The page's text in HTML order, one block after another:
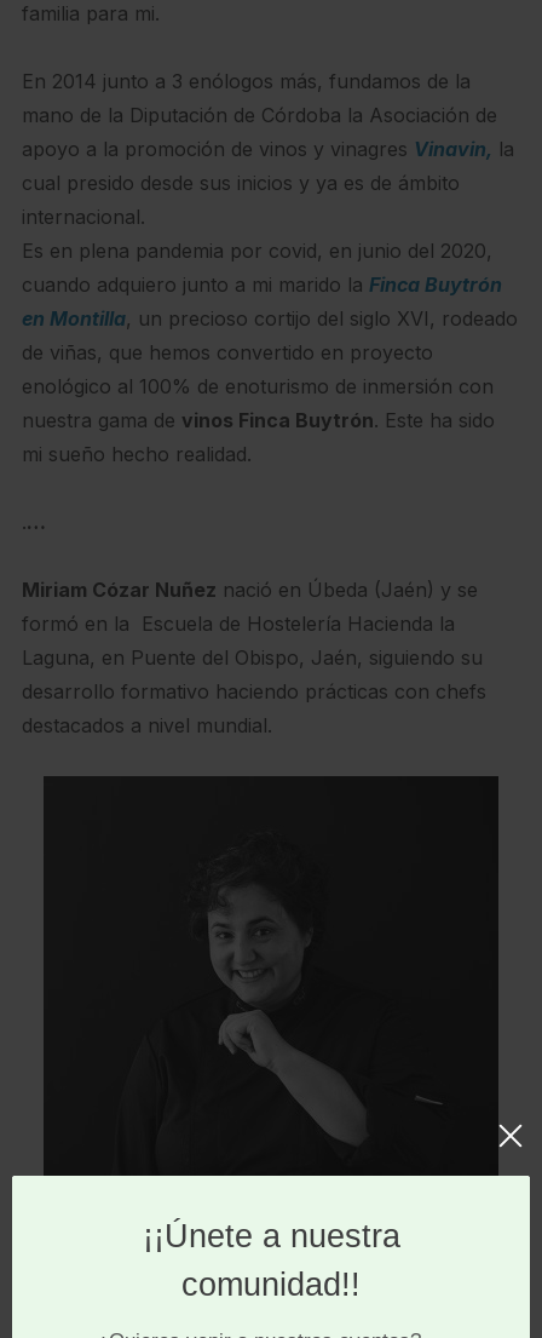
familia para mi.
En 2014 junto a 3 enólogos más, fundamos de la
mano de la Diputación de Córdoba la Asociación de
apoyo a la promoción de vinos y vinagres Vinavin, la
cual presido desde sus inicios y ya es de ámbito
internacional.
Es en plena pandemia por covid, en junio del 2020,
cuando adquiero junto a mi marido la Finca Buytrón
en Montilla, un precioso cortijo del siglo XVI, rodeado
de viñas, que hemos convertido en proyecto
enológico al 100% de enoturismo de inmersión con
nuestra gama de vinos Finca Buytrón. Este ha sido
mi sueño hecho realidad.
.…
Miriam Cózar Nuñez nació en Úbeda (Jaén) y se
formó en la Escuela de Hostelería Hacienda la
Laguna, en Puente del Obispo, Jaén, siguiendo su
desarrollo formativo haciendo prácticas con chefs
destacados a nivel mundial.
Miriam Cózar